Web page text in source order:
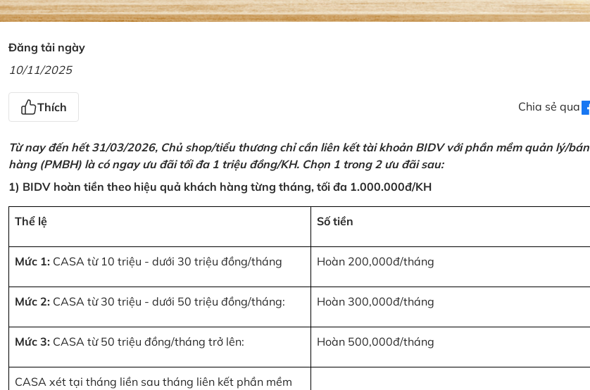
Đăng tải ngày
10/11/2025
Thích Chia sẻ qua
Từ nay đến hết 31/03/2026, Chủ shop/tiểu thương chỉ cần liên kết tài khoản BIDV với phần mềm quản lý/bán
hàng (PMBH) là có ngay ưu đãi tối đa 1 triệu đồng/KH. Chọn 1 trong 2 ưu đãi sau:
1) BIDV hoàn tiền theo hiệu quả khách hàng từng tháng, tối đa 1.000.000đ/KH
Thể lệ Số tiền
Mức 1: CASA từ 10 triệu - dưới 30 triệu đồng/tháng Hoàn 200,000đ/tháng
Mức 2: CASA từ 30 triệu - dưới 50 triệu đồng/tháng: Hoàn 300,000đ/tháng
Mức 3: CASA từ 50 triệu đồng/tháng trở lên: Hoàn 500,000đ/tháng
CASA xét tại tháng liền sau tháng liên kết phần mềm